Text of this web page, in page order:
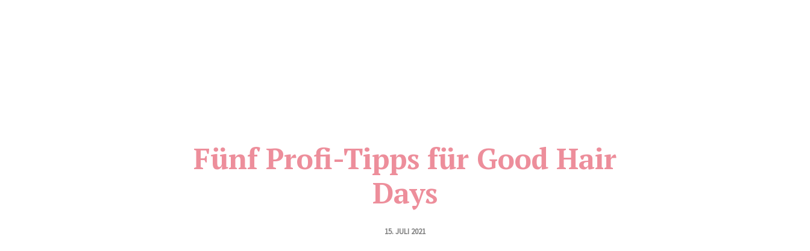
Fünf Profi-Tipps für Good Hair
Days
15. JULI 2021